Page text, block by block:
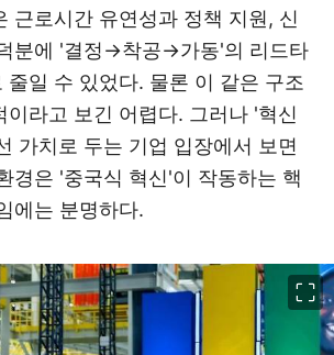
근로시간 유연성과 정책 지원, 신
분에 '결정→착공→가동'의 리드타
줄일 수 있었다. 물론 이 같은 구조
이라고 보긴 어렵다. 그러나 '혁신
가치로 두는 기업 입장에서 보면
경은 '중국식 혁신'이 작동하는 핵
에는 분명하다.